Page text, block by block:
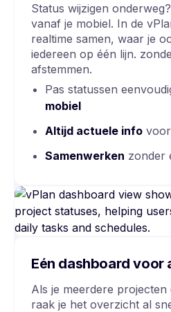
Status wijzigen
vanaf je mobiel. In de
realtime samen, waar je
iedereen op één lijn.
afstemmen.
Pas statussen
mobiel
Altijd actuele info
Samenwerken zonder
Eén dashboard voor
Als je meerdere
raak je het overzicht al